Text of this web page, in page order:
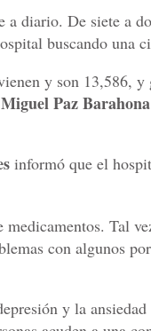
a diario. De siete a
buscando una
y son 13,586, y
Miguel Paz Barahona
informó que el
Tal
con algunos
y la ansiedad